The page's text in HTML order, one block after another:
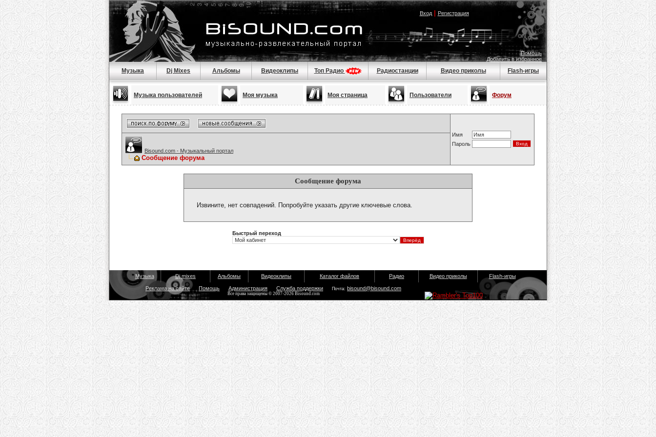
Вход| Регистрация
Помощь
Добавить в избранное
Музыка Dj Mixes Альбомы Видеоклипы Топ Радио Радиостанции Видео приколы Flash-игры
Музыка пользователей Моя музыка Моя страница Пользователи Форум
Имя
Пароль
Bisound.com - Музыкальный портал
Сообщение форума
Сообщение форума
Извините, нет совпадений. Попробуйте указать другие ключевые слова.
Быстрый переход
Музыка Dj mixes Альбомы Видеоклипы Каталог файлов Радио Видео приколы Flash-игры
Реклама на сайте Помощь Администрация Служба поддержки Почта: bisound@bisound.com
Все права защищены © 2007-2026 Bisound.com